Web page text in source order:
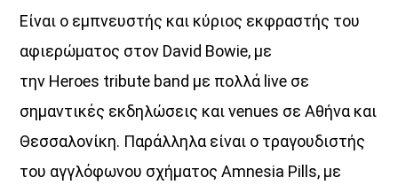
Είναι ο εμπνευστής και κύριος εκφραστής του
αφιερώματος στον David Bowie, με
την Heroes tribute band με πολλά live σε
σημαντικές εκδηλώσεις καιvenues σε Αθήνα και
Θεσσαλονίκη. Παράλληλα είναι ο τραγουδιστής
του αγγλόφωνου σχήματοςAmnesia Pills, με